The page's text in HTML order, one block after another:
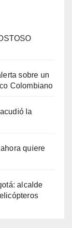
sobre un
Colombiano
la
quiere
alcalde